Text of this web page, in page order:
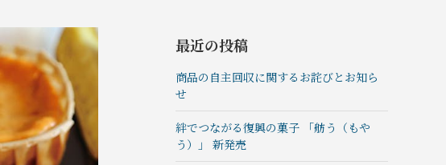
最近の投稿
商品の自主回収に関するお詫びとお知ら
せ
絆でつながる復興の菓⼦ 「舫う（もや
う）」 新発売